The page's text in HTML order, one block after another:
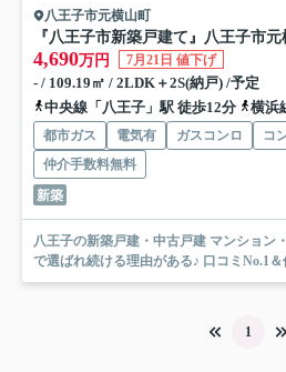
八王子市元横山町
4,690万円 7月21日 値下げ
- / 109.19㎡ / 2LDK＋2S(納戸) /予定
中央線「八王子」駅 徒歩12分
横浜
都市ガス 電気有 ガスコンロ コ
仲介手数料無料
新築
八王子の新築戸建・中古戸建 マンション・土
で選ばれ続ける理由がある♪ 口コミNo.1＆
1